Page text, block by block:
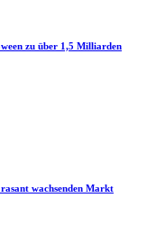
zu über 1,5 Milliarden
wachsenden Markt